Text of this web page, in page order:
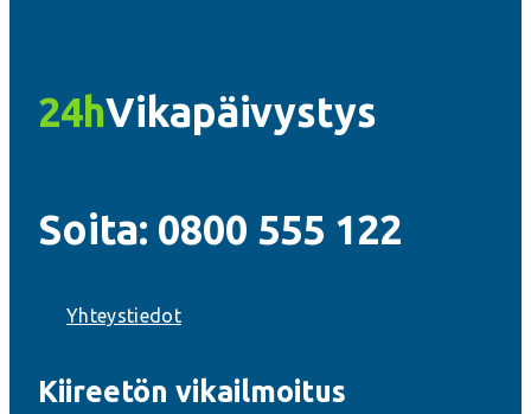
24hVikapäivystys
Soita: 0800 555 122
Yhteystiedot
Kiireetön vikailmoitus